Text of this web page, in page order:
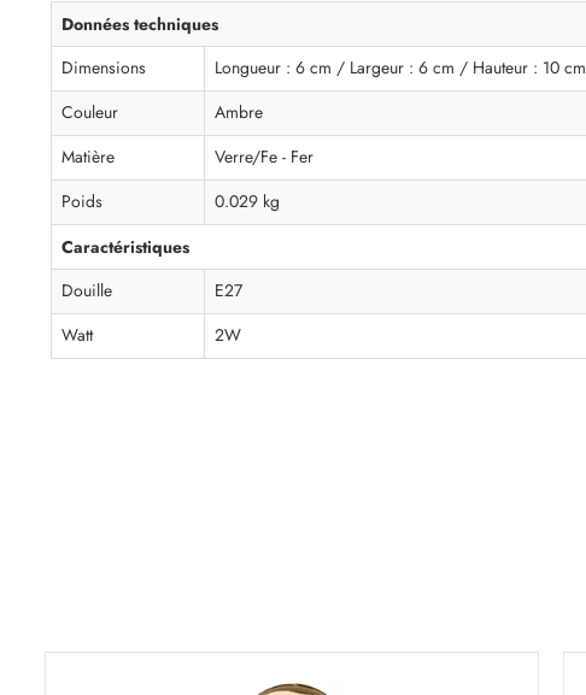
Données techniques
Dimensions
Longueur : 6 cm / Largeur : 6 cm / Hauteur : 10 cm
Couleur
Ambre
Matière
Verre/Fe - Fer
Poids
0.029 kg
Caractéristiques
Douille
E27
Watt
2W